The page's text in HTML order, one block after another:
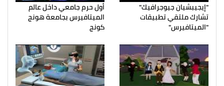
"إيجيبشيان جيوجرافيك"
تشارك ملتقي تطبيقات
"الميتافيرس"
أول حرم جامعي داخل عالم
الميتافيرس بجامعة هونج
كونج